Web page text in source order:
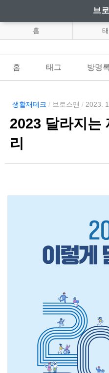
브
홈
홈 태그 방명
생활재테크 / 브로스맨 / 2023.
2023 달라지는
리